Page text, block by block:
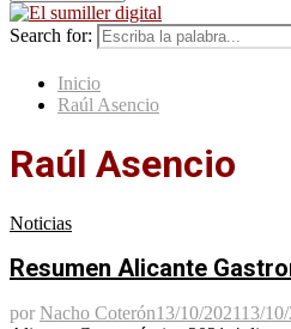
Search for:
Inicio
Raúl Asencio
Raúl Asencio
Noticias
Resumen Alicante
por Nacho Coterón13/10/202113/10/